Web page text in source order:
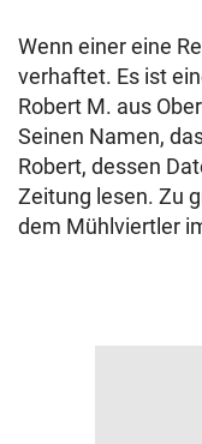
Wenn einer eine
verhaftet. Es ist
Robert M. aus
Seinen Namen,
Robert, dessen
Zeitung lesen. Zu
dem Mühlviertler